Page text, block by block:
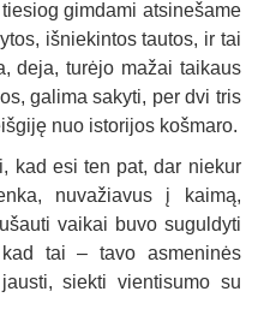
gimdami atsinešame
išniekintos tautos, ir tai
deja, turėjo mažai taikaus
galima sakyti, per dvi tris
nuo istorijos košmaro.
kad esi ten pat, dar niekur
nuvažiavus į kaimą,
vaikai buvo suguldyti
tai – tavo asmeninės
siekti vientisumo su